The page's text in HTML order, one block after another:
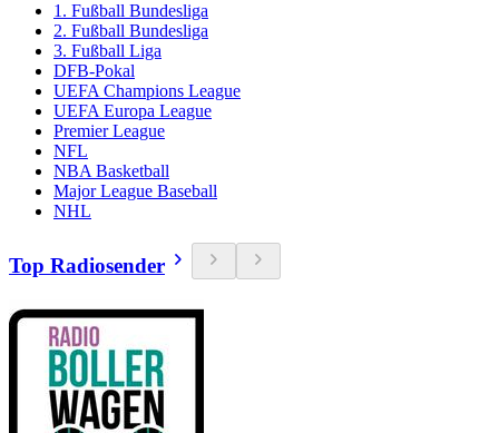
1. Fußball Bundesliga
2. Fußball Bundesliga
3. Fußball Liga
DFB-Pokal
UEFA Champions League
UEFA Europa League
Premier League
NFL
NBA Basketball
Major League Baseball
NHL
Top Radiosender